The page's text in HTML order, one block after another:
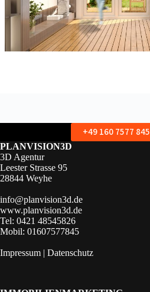
+49 160 7577 845
PLANVISION3D
3D Agentur
Leester Strasse 95
28844 Weyhe
info@planvision3d.de
www.planvision3d.de
Tel: 0421 48545826
Mobil: 01607577845
Impressum | Datenschutz